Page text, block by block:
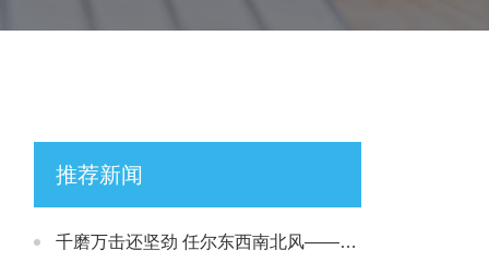
推荐新闻
千磨万击还坚劲 任尔东西南北风——记我经历的保密二三事